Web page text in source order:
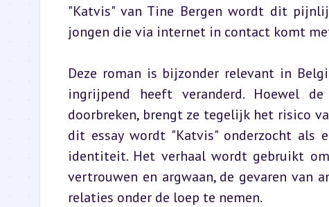
"Katvis" van Tine Bergen wordt dit
jongen die via internet in contact komt
Deze roman is bijzonder relevant in
ingrijpend heeft veranderd. Hoewel
doorbreken, brengt ze tegelijk het risico
dit essay wordt "Katvis" onderzocht als
identiteit. Het verhaal wordt gebruikt
vertrouwen en argwaan, de gevaren van
relaties onder de loep te nemen.